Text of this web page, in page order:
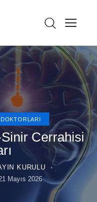
Cerrahisi
KURULU
Mayıs 2026